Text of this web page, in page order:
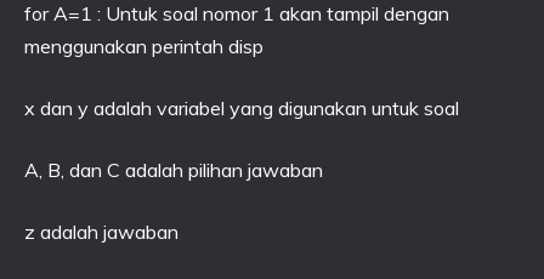
for A=1 : Untuk soal nomor 1 akan tampil dengan
menggunakan perintah disp
x dan y adalah variabel yang digunakan untuk soal
A, B, dan C adalah pilihan jawaban
z adalah jawaban